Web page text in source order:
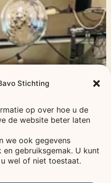
Stichting
op over hoe u de
de website beter laten
we ook gegevens
gebruiksgemak. U kunt
wel of niet toestaat.